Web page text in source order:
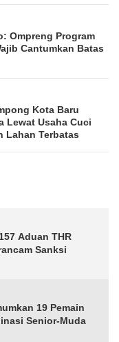
Ompreng Program
Cantumkan Batas
Kota Baru
Lewat Usaha Cuci
Lahan Terbatas
Aduan THR
Sanksi
19 Pemain
Senior-Muda